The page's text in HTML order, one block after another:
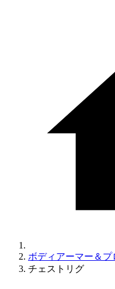
ボディアーマー＆プ
チェストリグ